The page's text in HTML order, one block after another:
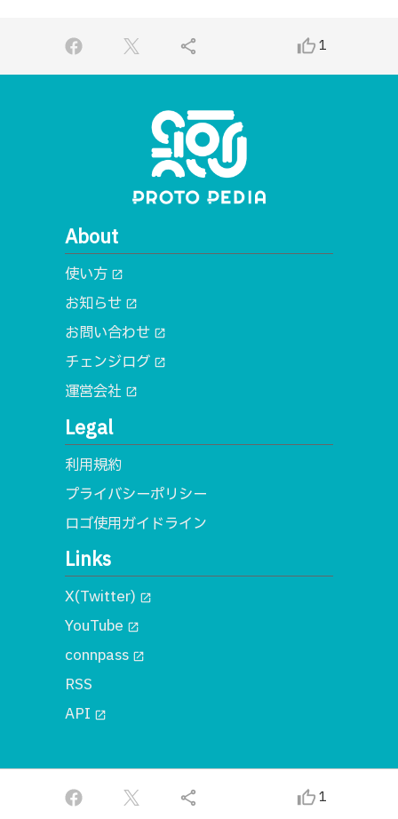
share thumb_up_alt1
share thumb_up_alt1
About
使い方 open_in_new
お知らせ open_in_new
お問い合わせ open_in_new
チェンジログ open_in_new
運営会社 open_in_new
Legal
利用規約
プライバシーポリシー
ロゴ使用ガイドライン
Links
X(Twitter) open_in_new
YouTube open_in_new
connpass open_in_new
RSS
API open_in_new
© 2018 一般社団法人MA